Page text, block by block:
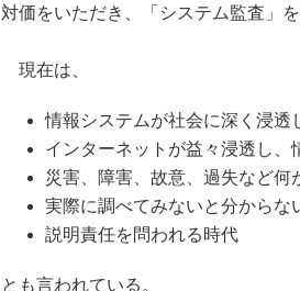
対価をいただき、「システム監査」
現在は、
情報システムが社会に深く浸透
インターネットが益々浸透し、
災害、障害、故意、過失など何
実際に調べてみないと分
説明責任を問われる
とも言われている。